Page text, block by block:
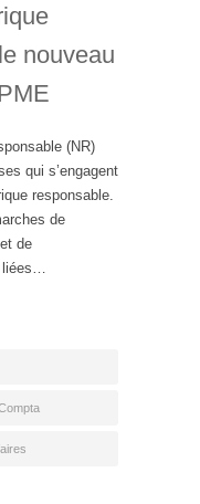
nouveau
(NR)
qui s’engagent
responsable.
de
de